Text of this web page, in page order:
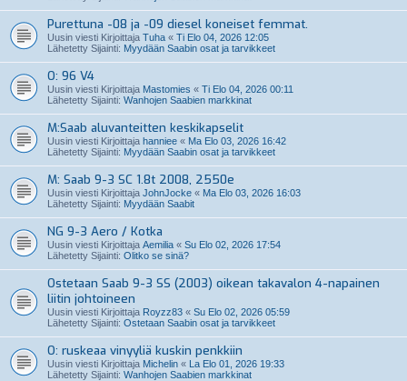
Purettuna -08 ja -09 diesel koneiset femmat.
Uusin viesti Kirjoittaja Tuha « Ti Elo 04, 2026 12:05
Lähetetty Sijainti: Myydään Saabin osat ja tarvikkeet
O: 96 V4
Uusin viesti Kirjoittaja Mastomies « Ti Elo 04, 2026 00:11
Lähetetty Sijainti: Wanhojen Saabien markkinat
M:Saab aluvanteitten keskikapselit
Uusin viesti Kirjoittaja hanniee « Ma Elo 03, 2026 16:42
Lähetetty Sijainti: Myydään Saabin osat ja tarvikkeet
M: Saab 9-3 SC 1.8t 2008, 2550e
Uusin viesti Kirjoittaja JohnJocke « Ma Elo 03, 2026 16:03
Lähetetty Sijainti: Myydään Saabit
NG 9-3 Aero / Kotka
Uusin viesti Kirjoittaja Aemilia « Su Elo 02, 2026 17:54
Lähetetty Sijainti: Olitko se sinä?
Ostetaan Saab 9-3 SS (2003) oikean takavalon 4-napainen
liitin johtoineen
Uusin viesti Kirjoittaja Royzz83 « Su Elo 02, 2026 05:59
Lähetetty Sijainti: Ostetaan Saabin osat ja tarvikkeet
O: ruskeaa vinyyliä kuskin penkkiin
Uusin viesti Kirjoittaja Michelin « La Elo 01, 2026 19:33
Lähetetty Sijainti: Wanhojen Saabien markkinat